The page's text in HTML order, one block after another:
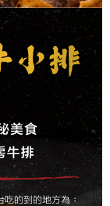
後付」服務完成之交
關給付款項請求債
意方可使用
公司不負相關責
狀況，依本公司即
本公司將視審查結果
惡意使用之情形，
採取法律行動。